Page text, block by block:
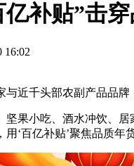
补贴”击
16:02
近千头部农副产品品
果小吃、酒水冲饮、
‘百亿补贴’聚焦品质